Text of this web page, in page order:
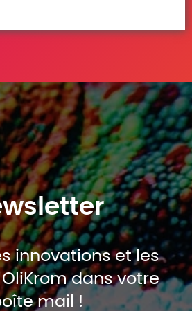
innovations et les
dans votre
mail !